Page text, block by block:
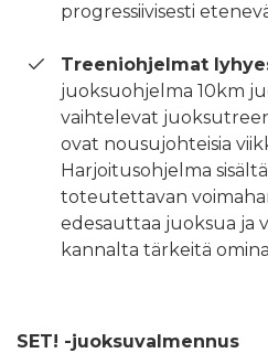
progressiivisesti
Treeniohjelmat
juoksuohjelma 10km
vaihtelevat
ovat nousujohteisia
Harjoitusohjelma
toteutettavan
edesauttaa juoksua ja
kannalta tärkeitä
SET! -juoksuvalmennus